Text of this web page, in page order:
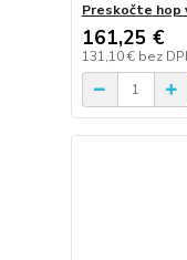
Preskočte hop
161,25 €
131,10 € bez